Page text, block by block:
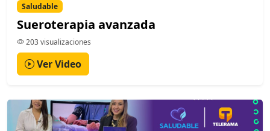
Saludable
Sueroterapia avanzada
203 visualizaciones
Ver Video